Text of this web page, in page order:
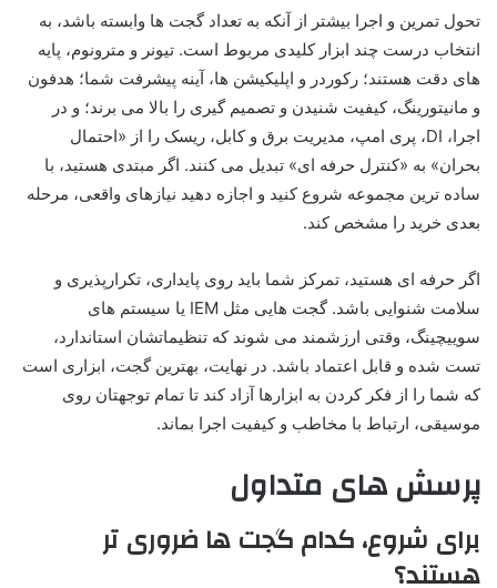
تحول تمرین و اجرا بیشتر از آنکه به تعداد گجت ها وابسته باشد، به
انتخاب درست چند ابزار کلیدی مربوط است. تیونر و مترونوم، پایه
های دقت هستند؛ رکوردر و اپلیکیشن ها، آینه پیشرفت شما؛ هدفون
و مانیتورینگ، کیفیت شنیدن و تصمیم گیری را بالا می برند؛ و در
اجرا، DI، پری امپ، مدیریت برق و کابل، ریسک را از «احتمال
بحران» به «کنترل حرفه ای» تبدیل می کنند. اگر مبتدی هستید، با
ساده ترین مجموعه شروع کنید و اجازه دهید نیازهای واقعی، مرحله
بعدی خرید را مشخص کند.
اگر حرفه ای هستید، تمرکز شما باید روی پایداری، تکرارپذیری و
سلامت شنوایی باشد. گجت هایی مثل IEM یا سیستم های
سوییچینگ، وقتی ارزشمند می شوند که تنظیماتشان استاندارد،
تست شده و قابل اعتماد باشد. در نهایت، بهترین گجت، ابزاری است
که شما را از فکر کردن به ابزارها آزاد کند تا تمام توجهتان روی
موسیقی، ارتباط با مخاطب و کیفیت اجرا بماند.
پرسش های متداول
برای شروع، کدام گجت ها ضروری تر
هستند؟